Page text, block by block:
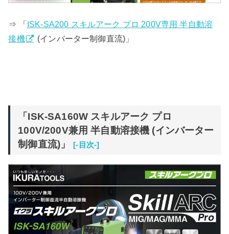
⇒ 「ISK-SA200 スキルアーク プロ 200V専用 半自動溶
接機
(インバーター制御直流)」
「ISK-SA160W スキルアーク プロ
100V/200V兼用 半自動溶接機 (インバーター
制御直流)」
[-目次-]